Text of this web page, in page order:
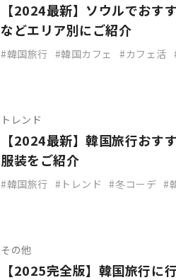
【2024最新】ソウルでおす
などエリア別にご紹介
韓国旅行 韓国カフェ カフェ活
トレンド
【2024最新】韓国旅行お
服装をご紹介
韓国旅行 トレンド 冬コーデ
その他
【2025完全版】韓国旅行に